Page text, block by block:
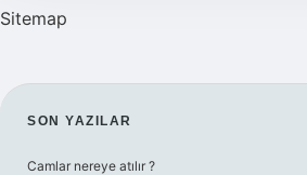
Sitemap
SIDEBAR
SON YAZILAR
Camlar nereye atılır ?